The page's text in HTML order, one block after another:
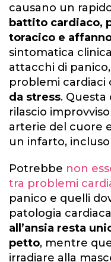
causano un
battito cardiaco,
toracico e
sintomatica
attacchi di
problemi cardiaci
da stress. Questa
rilascio
arterie del cuore
un infarto,
Potrebbe non
tra problemi
panico e quelli
patologia
all’ansia resta
petto, mentre
irradiare alla